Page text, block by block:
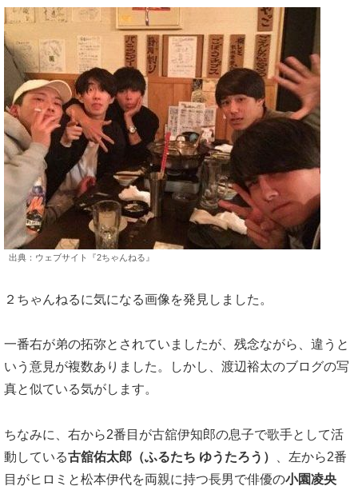
出典：ウェブサイト『2ちゃんねる』
２ちゃんねるに気になる画像を発見しました。
一番右が弟の拓弥とされていましたが、残念ながら、違うと
いう意見が複数ありました。しかし、渡辺裕太のブログの写
真と似ている気がします。
ちなみに、右から2番目が古舘伊知郎の息子で歌手として活
動している古舘佑太郎（ふるたち ゆうたろう）
、左から2番
目がヒロミと松本伊代を両親に持つ長男で俳優の小園凌央